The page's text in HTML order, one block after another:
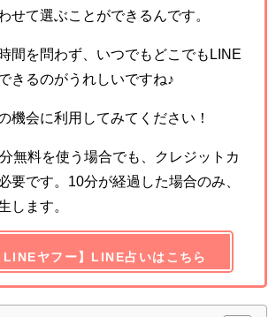
せて選ぶことができるんです。
間を問わず、いつでもどこでもLINE
きるのがうれしいですね♪
機会に利用してみてください！
無料を使う場合でも、クレジットカ
要です。10分が経過した場合のみ、
します。
LINEヤフー】LINE占いはこちら